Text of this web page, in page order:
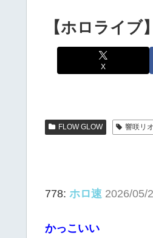
【ホロライ
X
FLOW GLOW 響咲リ
778: ホロ速 2026/05/
かっこいい